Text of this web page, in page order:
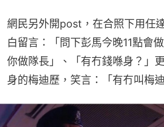
網民另外開post，在合照下用任
白留言：「問下彭馬今晚11點會
你做隊長」、「有冇錢喺身？」
身的梅迪歷，笑言：「有冇叫梅